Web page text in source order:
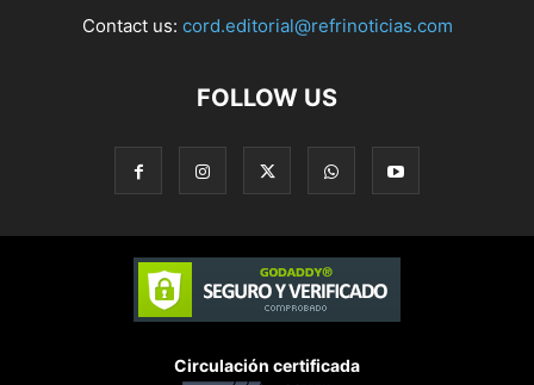
Contact us: cord.editorial@refrinoticias.com
FOLLOW US
Circulación certificada